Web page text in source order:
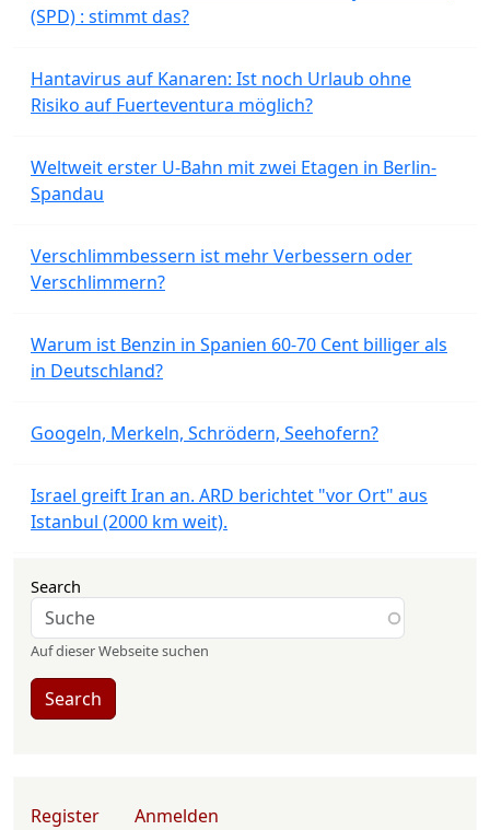
(SPD) : stimmt das?
Hantavirus auf Kanaren: Ist noch Urlaub ohne
Risiko auf Fuerteventura möglich?
Weltweit erster U-Bahn mit zwei Etagen in Berlin-
Spandau
Verschlimmbessern ist mehr Verbessern oder
Verschlimmern?
Warum ist Benzin in Spanien 60-70 Cent billiger als
in Deutschland?
Googeln, Merkeln, Schrödern, Seehofern?
Israel greift Iran an. ARD berichtet "vor Ort" aus
Istanbul (2000 km weit).
Search
Auf dieser Webseite suchen
Search
User account menu
Register Anmelden